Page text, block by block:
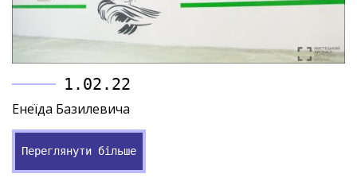
1.02.22
Енеїда Базилевича
Переглянути більше